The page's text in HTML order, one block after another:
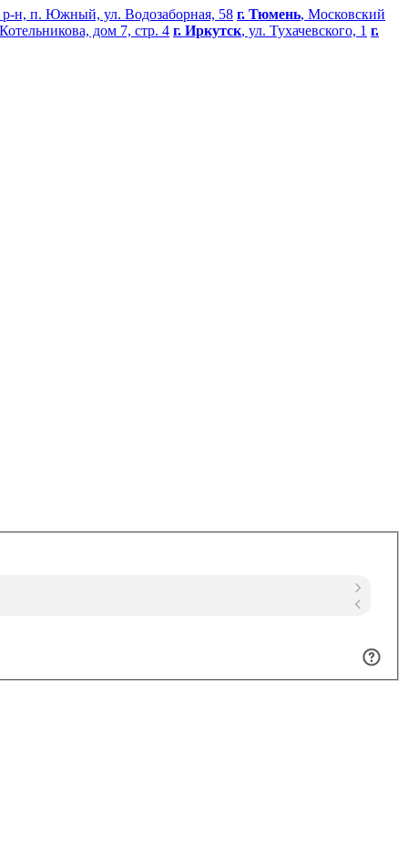
н, п. Южный, ул. Водозаборная, 58 г. Тюмень, Московский
дом 7, стр. 4 г. Иркутск, ул. Тухачевского, 1 г.